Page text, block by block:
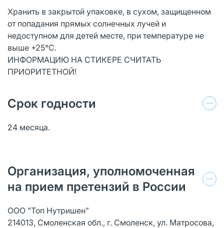
Хранить в закрытой упаковке, в сухом, защищенном
от попадания прямых солнечных лучей и
недоступном для детей месте, при температуре не
выше +25°С.
ИНФОРМАЦИЮ НА СТИКЕРЕ СЧИТАТЬ
ПРИОРИТЕТНОЙ!
Срок годности
24 месяца.
Организация, уполномоченная
на прием претензий в России
ООО "Топ Нутришен"
214013, Смоленская обл., г. Смоленск, ул. Матросова,